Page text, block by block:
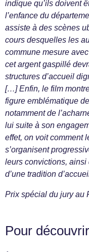
indique qu’ils doivent
l’enfance du
assiste à des scènes
cours desquelles les
commune mesure
cet argent gaspillé
structures d’accueil
[…] Enfin, le film
figure emblématique
notamment de
lui suite à son
effet, on voit comment
s’organisent
leurs convictions, ainsi
d’une tradition
Prix spécial du jury au
Pour